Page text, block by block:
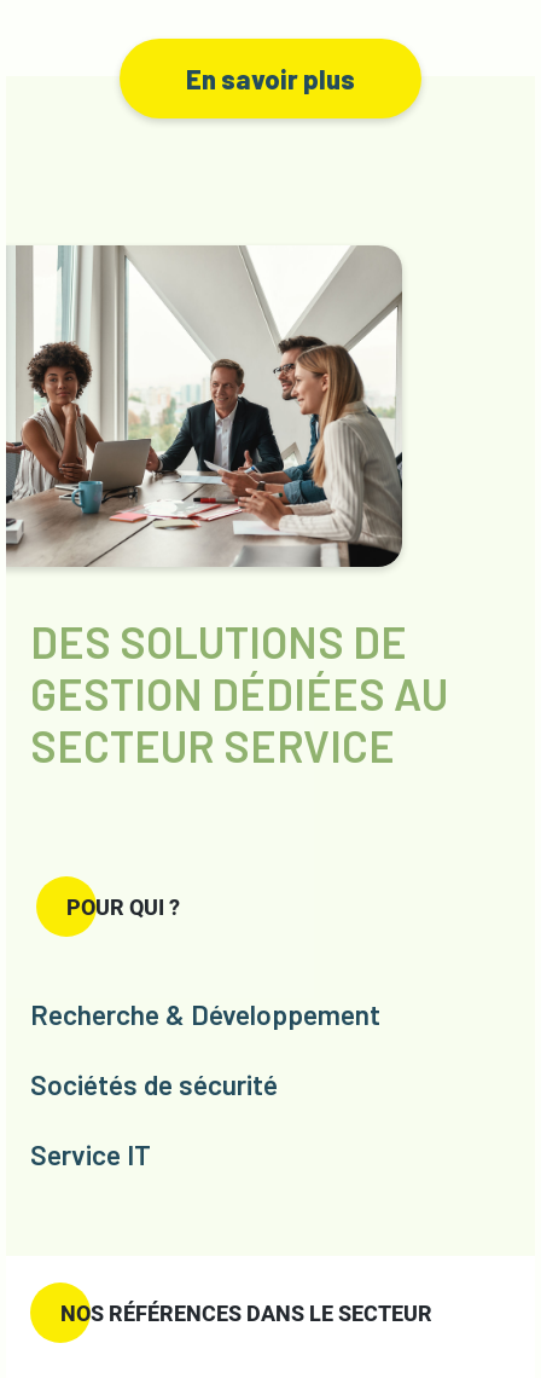
En savoir plus
DES SOLUTIONS DE
GESTION DÉDIÉES AU
SECTEUR SERVICE
POUR QUI ?
Recherche & Développement
Sociétés de sécurité
Service IT
NOS RÉFÉRENCES DANS LE SECTEUR